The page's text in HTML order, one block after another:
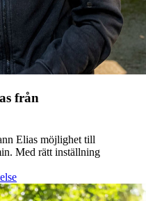
från
Elias möjlighet till
Med rätt inställning